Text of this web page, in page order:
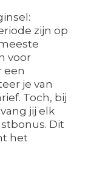
zijn op
voor
een
je van
Toch, bij
jij elk
Dit
het